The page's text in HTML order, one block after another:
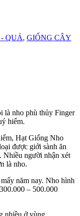
QUẢ, GIỐNG CÂY
là nho phù thủy Finger
hiếm.
Hạt Giống Nho
được giới sành ăn
Nhiều người nhận xét
là nho.
năm nay. Nho hình
– 500.000
nhiều ở vùng